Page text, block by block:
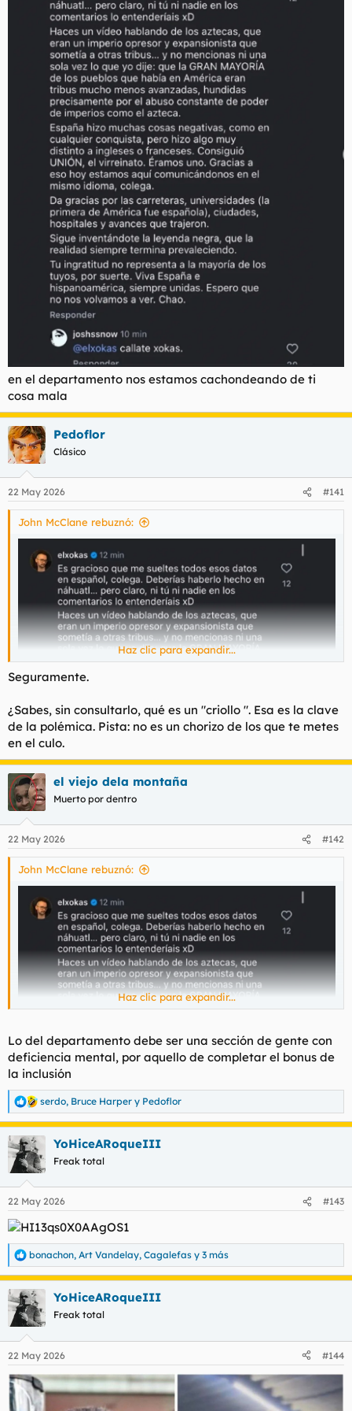
en el departamento nos estamos cachondeando de ti
cosa mala
Pedoflor
Clásico
22 May 2026 #141
John McClane rebuznó:
en el departamento nos estamos cachondeando de ti cosa
mala
Haz clic para expandir...
Seguramente.
¿Sabes, sin consultarlo, qué es un "criollo ". Esa es la clave
de la polémica. Pista: no es un chorizo de los que te metes
en el culo.
el viejo dela montaña
Muerto por dentro
22 May 2026 #142
John McClane rebuznó:
en el departamento nos estamos cachondeando de ti cosa
mala
Haz clic para expandir...
Lo del departamento debe ser una sección de gente con
deficiencia mental, por aquello de completar el bonus de
la inclusión
R
e
a
c
c
e
s
:
serdo, Bruce Harper y Pedoflor
YoHiceARoqueIII
Freak total
22 May 2026 #143
R
e
c
c
e
s
:
bonachon, Art Vandelay, Cagalefas y 3 más
YoHiceARoqueIII
Freak total
22 May 2026 #144